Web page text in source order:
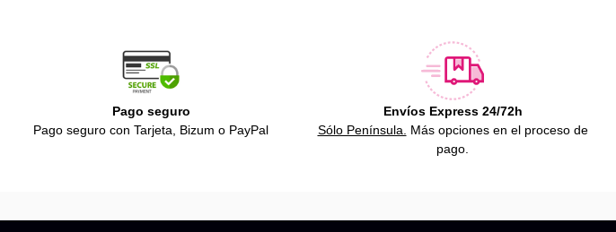
Pago seguro
Pago seguro con Tarjeta, Bizum o PayPal
Envíos Express 24/72h
Sólo Península. Más opciones en el proceso de
pago.